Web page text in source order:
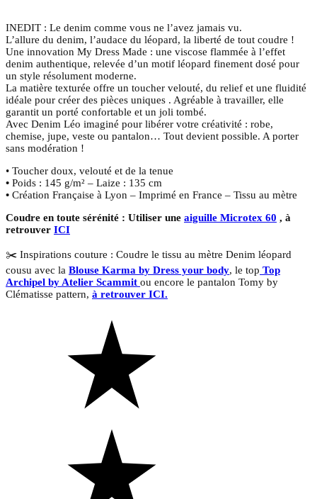
INEDIT : Le denim comme vous ne l’avez jamais vu.
L’allure du denim, l’audace du léopard, la liberté de tout coudre !
Une innovation My Dress Made : une viscose flammée à l’effet
denim authentique, relevée d’un motif léopard finement dosé pour
un style résolument moderne.
La matière texturée offre un toucher velouté, du relief et une fluidité
idéale pour créer des pièces uniques . Agréable à travailler, elle
garantit un porté confortable et un joli tombé.
Avec Denim Léo imaginé pour libérer votre créativité : robe,
chemise, jupe, veste ou pantalon… Tout devient possible. A porter
sans modération !
• Toucher doux, velouté et de la tenue
• Poids : 145 g/m² – Laize : 135 cm
• Création Française à Lyon – Imprimé en France – Tissu au mètre
Coudre en toute sérénité : Utiliser une aiguille Microtex 60 , à
retrouver ICI
✂️ Inspirations couture : Coudre le tissu au mètre Denim léopard
cousu avec la Blouse Karma by Dress your body, le top Top
Archipel by Atelier Scammit ou encore le pantalon Tomy by
Clématisse pattern, à retrouver ICI.